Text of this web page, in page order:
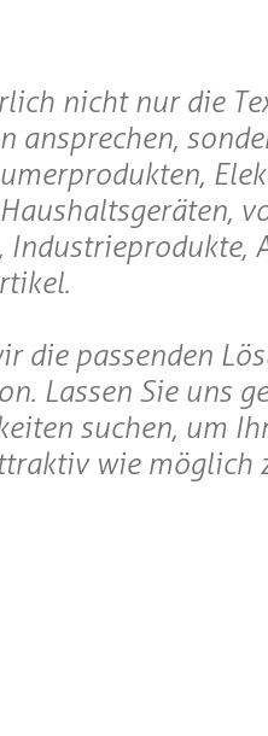
nicht nur die
ansprechen,
Industrieprodukte,
die passenden
Lassen Sie uns
suchen, um
wie möglich